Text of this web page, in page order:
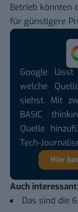
Betrieb könnten
für günstigere
Google
welche
siehst. Mit
BASIC
Quelle
Tech-
Hier
Auch interessant:
Das sind die